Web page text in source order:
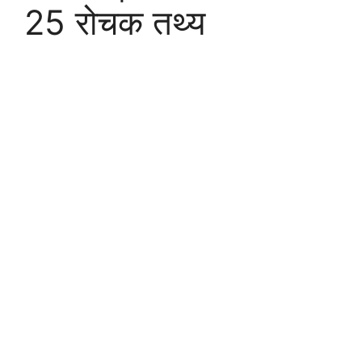
25 रोचक तथ्य